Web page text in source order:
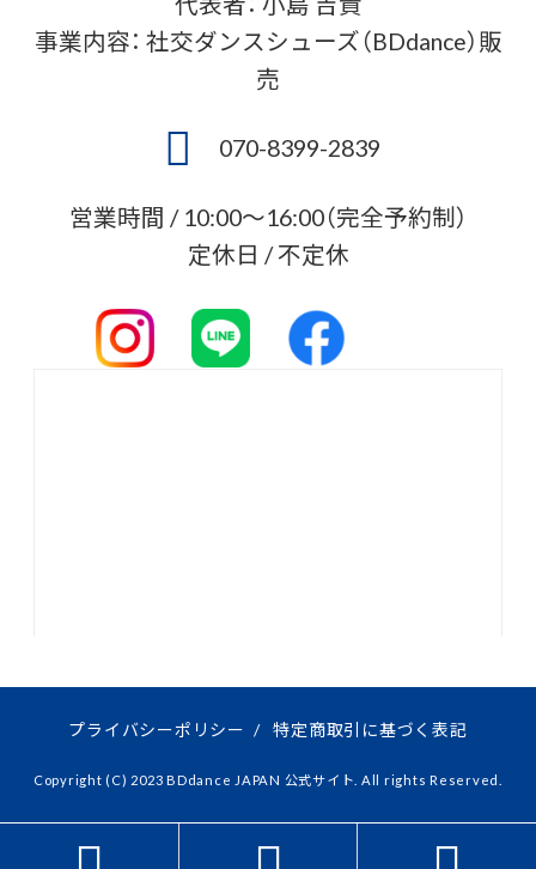
事業内容： 社交ダンスシューズ（BDdance）販
売
070-8399-2839
営業時間 / 10:00〜16:00（完全予約制）
定休日 / 不定休
プライバシーポリシー / 特定商取引に基づく表記
Copyright (C) 2023 BDdance JAPAN 公式サイト. All rights Reserved.